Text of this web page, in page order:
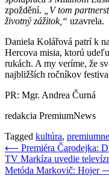
zpoždění.
„V tom
životný zážitok,“ uzavrela.
Daniela Kolářová patrí k
Hercova misia, ktorú
rukách. A my veríme, že
najbližších ročníkov
PR: Mgr. Andrea Čurná
redakcia PremiumNews
Tagged kultúra,
Navigácia
v
⟵ Premiéra Čarodejka:
TV Markíza uvedie
Metóda Markovič: Hojer